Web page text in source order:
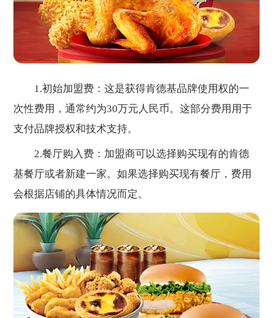
1.初始加盟费：这是获得肯德基品牌使用权的一
次性费用，通常约为30万元人民币。这部分费用用于
支付品牌授权和技术支持。
2.餐厅购入费：加盟商可以选择购买现有的肯德
基餐厅或者新建一家。如果选择购买现有餐厅，费用
会根据店铺的具体情况而定。